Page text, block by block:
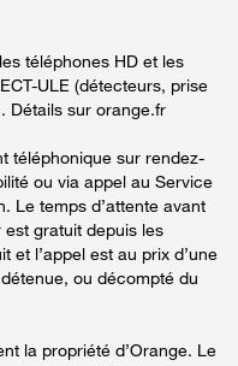
téléphones HD et les
ULE (détecteurs, prise
Détails sur orange.fr
téléphonique sur rendez-
ou via appel au Service
Le temps d’attente avant
gratuit depuis les
et l’appel est au prix d’une
ou décompté du
la propriété d’Orange. Le